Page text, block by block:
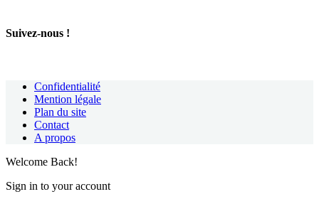
Suivez-nous !
Confidentialité
Mention légale
Plan du site
Contact
A propos
Welcome Back!
Sign in to your account